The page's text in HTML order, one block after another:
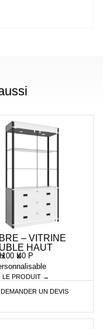
– VITRINE
HAUT
x
100 Lx
40 P
LE PRODUIT →
DEMANDER UN DEVIS